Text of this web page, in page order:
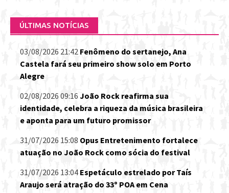
ÚLTIMAS NOTÍCIAS
03/08/2026 21:42 Fenômeno do sertanejo, Ana
Castela fará seu primeiro show solo em Porto
Alegre
02/08/2026 09:16 João Rock reafirma sua
identidade, celebra a riqueza da música brasileira
e aponta para um futuro promissor
31/07/2026 15:08 Opus Entretenimento fortalece
atuação no João Rock como sócia do festival
31/07/2026 13:04 Espetáculo estrelado por Taís
Araujo será atração do 33º POA em Cena